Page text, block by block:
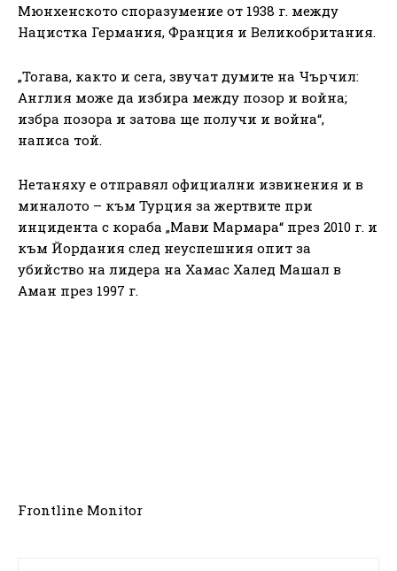
Мюнхенското споразумение от 1938 г. между
Нацистка Германия, Франция и Великобритания.
„Тогава, както и сега, звучат думите на Чърчил:
Англия може да избира между позор и война;
избра позора и затова ще получи и война“,
написа той.
Нетаняху е отправял официални извинения и в
миналото – към Турция за жертвите при
инцидента с кораба „Мави Мармара“ през 2010 г. и
към Йордания след неуспешния опит за
убийство на лидера на Хамас Халед Машал в
Аман през 1997 г.
Frontline Monitor